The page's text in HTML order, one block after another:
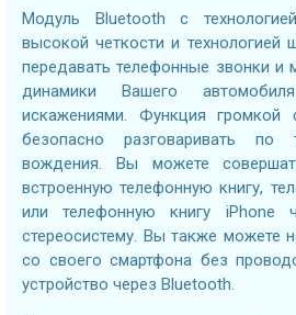
Модуль Bluetooth с
высокой четкости и технологией
передавать телефонные звонки и
динамики Вашего
искажениями. Функция громкой
безопасно разговаривать
вождения. Вы можете
встроенную телефонную книгу,
или телефонную книгу iPhone
стереосистему. Вы также можете
со своего смартфона без
устройство через Bluetooth.